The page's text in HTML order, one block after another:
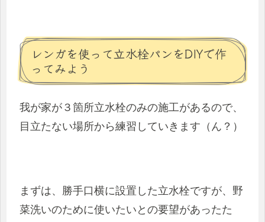
レンガを使って立水栓パンをDIYで作
ってみよう
我が家が３箇所立水栓のみの施工があるので、
目立たない場所から練習していきます（ん？）
まずは、勝手口横に設置した立水栓ですが、野
菜洗いのために使いたいとの要望があったた